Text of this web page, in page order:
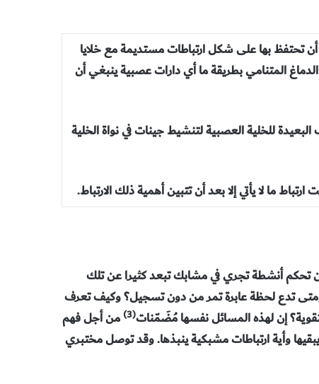
تحتفظ بها على شكل ارتباطات مستديمة مع خلايا
المتنامي بطريقة ما أي دارات عصبية ينبغي أن
للخلية العصبية لتنشيط جينات في نواة الخلية
ما لا يأتي إلا بعد أن تتبين أهمية ذلك الارتباط.
تحكم أنشطة تجري في مشابك تبعد كثيرا عن تلك
تدع لحظة عابرة تمر من دون تسجيل؟ وكيف تعرف
إن لهذه المسائل نفسها مُضَمّنات(3)
من أجل فهم
وأية ارتباطات مشبكية ينبذها. وقد توصل مختبري